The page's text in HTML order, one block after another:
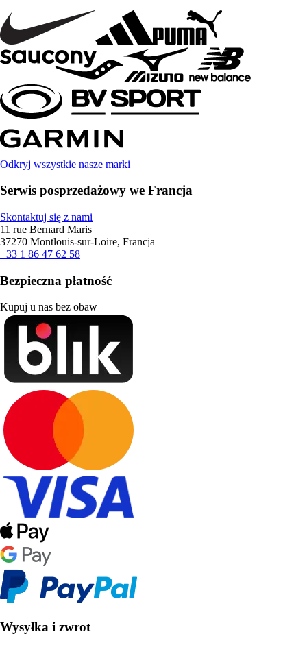
Odkryj wszystkie nasze marki
Serwis posprzedażowy we Francja
Skontaktuj się z nami
11 rue Bernard Maris
37270 Montlouis-sur-Loire, Francja
+33 1 86 47 62 58
Bezpieczna płatność
Kupuj u nas bez obaw
Wysyłka i zwrot